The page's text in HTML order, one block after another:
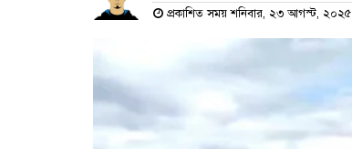
প্রকাশিত সময় শনিবার, ২৩ আগস্ট, ২০২৫